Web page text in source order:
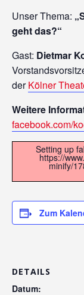
Unser Thema:
geht das?“
Gast: Dietmar
derKölner
Weitere
facebook.com/
Setting up
https://
minify/
Zum
DETAILS
Datum: